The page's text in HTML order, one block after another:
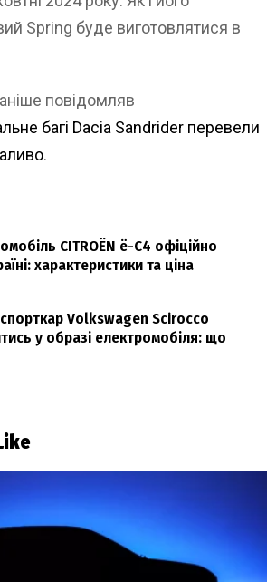
Spring буде виготовлятися в
повідомляв
багі Dacia Sandrider перевели
.
CITROЁN ё-С4 офіційно
характеристики та ціна
Volkswagen Scirocco
у образі електромобіля: що